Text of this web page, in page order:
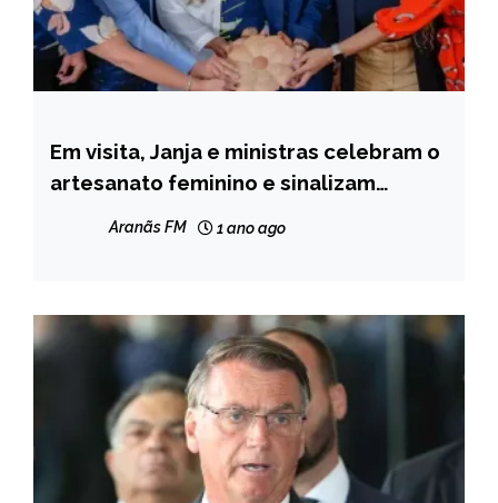
NOTÍCIAS
Em visita, Janja e ministras celebram o
artesanato feminino e sinalizam
Aranãs FM 1 ano ago